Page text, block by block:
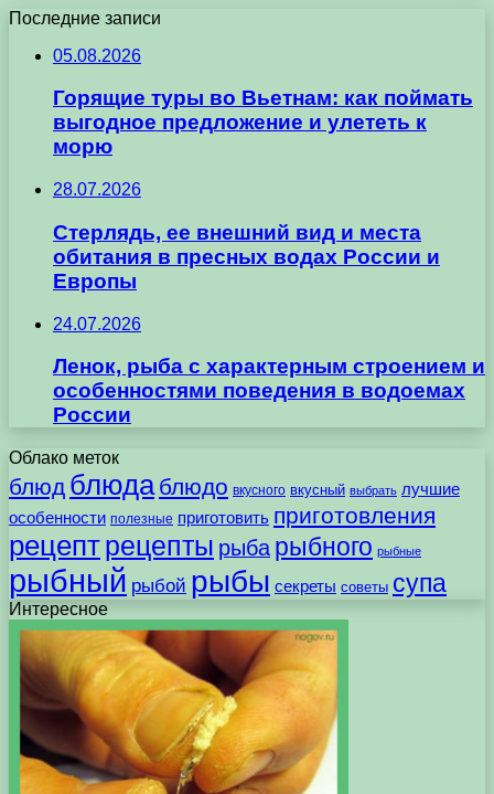
Последние записи
05.08.2026
Горящие туры во Вьетнам: как поймать
выгодное предложение и улететь к
морю
28.07.2026
Стерлядь, ее внешний вид и места
обитания в пресных водах России и
Европы
24.07.2026
Ленок, рыба с характерным строением и
особенностями поведения в водоемах
России
Облако меток
блюд блюда блюдо вкусного вкусный выбрать лучшие
особенности полезные приготовить приготовления
рецептрецепты рыба рыбного рыбные
рыбный рыбой рыбы секреты советы супа
Интересное